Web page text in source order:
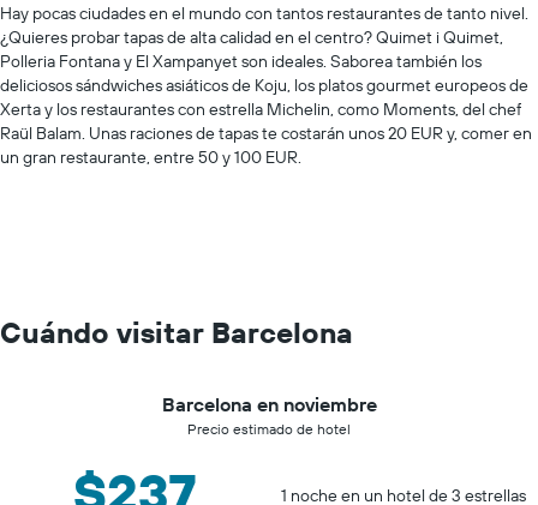
Hay pocas ciudades en el mundo con tantos restaurantes de tanto nivel.
¿Quieres probar tapas de alta calidad en el centro? Quimet i Quimet,
Polleria Fontana y El Xampanyet son ideales. Saborea también los
deliciosos sándwiches asiáticos de Koju, los platos gourmet europeos de
Xerta y los restaurantes con estrella Michelin, como Moments, del chef
Raül Balam. Unas raciones de tapas te costarán unos 20 EUR y, comer en
un gran restaurante, entre 50 y 100 EUR.
Cuándo visitar Barcelona
Barcelona en noviembre
Precio estimado de hotel
1 noche en un hotel de 3 estrellas